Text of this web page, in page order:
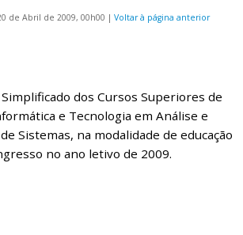
de Abril de 2009, 00h00 | Voltar à página anterior
dos Cursos Superiores de
e Tecnologia em Análise e
Sistemas, na modalidade de educação
no ano letivo de 2009.